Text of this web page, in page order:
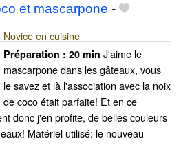
et mascarpone -
Novice en cuisine
Préparation : 20 min J'aime le
mascarpone dans les gâteaux, vous
le savez et là l'association avec la noix
de coco était parfaite! Et en ce
donc j'en profite, de belles couleurs
Matériel utilisé: le nouveau